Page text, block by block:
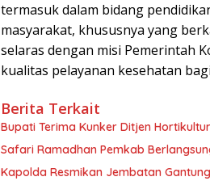
termasuk dalam bidang
masyarakat, khususnya yang
selaras dengan misi Pemerintah
kualitas pelayanan kesehatan
Berita Terkait
Bupati Terima Kunker Ditjen
Safari Ramadhan Pemkab
Kapolda Resmikan Jembatan